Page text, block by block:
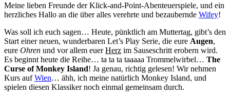
Meine lieben Freunde der Klick-and-Point-Abenteuerspiele, und ein
herzliches Hallo an die über alles verehrte und bezaubernde Wifey!
Was soll ich euch sagen… Heute, pünktlich am Muttertag, gibt’s den
Start einer neuen, wunderbaren Let’s Play Serie, die eure Augen,
eure Ohren und vor allem euerHerz im Sauseschritt erobern wird.
Es beginnt heute die Reihe… ta ta ta taaaaa Trommelwirbel… The
Curse of Monkey Island! Ja genau, richtig gelesen! Wir nehmen
Kurs aufWien… ähh, ich meine natürlich Monkey Island, und
spielen diesen Klassiker noch einmal gemeinsam durch.